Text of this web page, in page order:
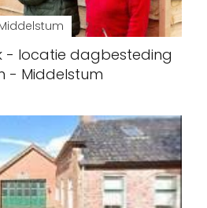
- locatie dagbesteding
- Middelstum